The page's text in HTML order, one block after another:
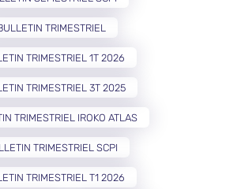
TRIMESTRIEL
TRIMESTRIEL 1T 2026
TRIMESTRIEL 3T 2025
TRIMESTRIEL IROKO ATLAS
TRIMESTRIEL SCPI
TRIMESTRIEL T1 2026